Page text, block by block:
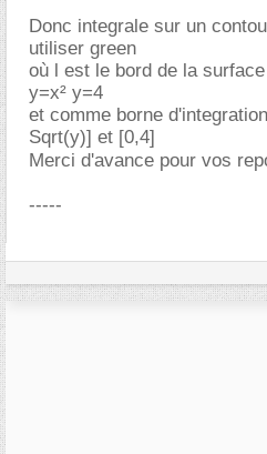
Donc integrale sur un
utiliser green
où l est le bord de la
y=x² y=4
et comme borne
Sqrt(y)] et [0,4]
Merci d'avance pour vos
-----